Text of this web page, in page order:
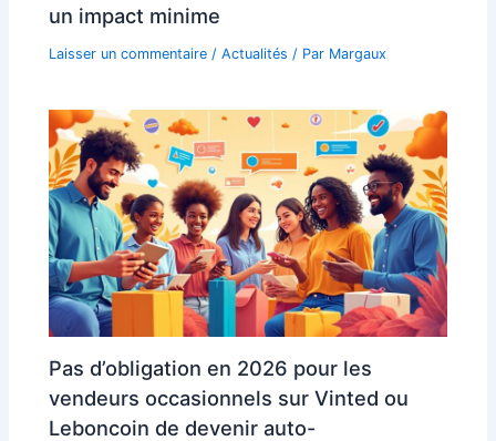
un impact minime
Laisser un commentaire /Actualités / Par Margaux
Pas d’obligation en 2026 pour les
vendeurs occasionnels sur Vinted ou
Leboncoin de devenir auto-